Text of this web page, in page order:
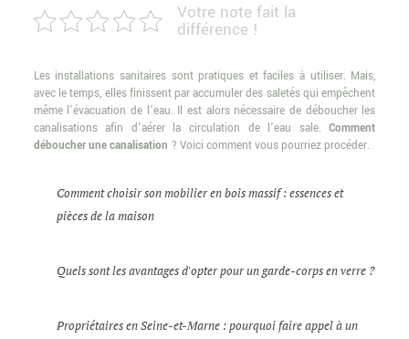
Votre note fait la
différence !
Les installations sanitaires sont pratiques et faciles à utiliser. Mais,
avec le temps, elles finissent par accumuler des saletés qui empêchent
même l’évacuation de l’eau. Il est alors nécessaire de déboucher les
canalisations afin d’aérer la circulation de l’eau sale.Comment
déboucher une canalisation ? Voici comment vous pourriez procéder.
Comment choisir son mobilier en bois massif : essences et
pièces de la maison
Quels sont les avantages d'opter pour un garde-corps en verre ?
Propriétaires en Seine-et-Marne : pourquoi faire appel à un